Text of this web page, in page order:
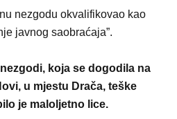
nezgodu okvalifikovao kao
javnog saobraćaja”.
koja se dogodila na
u mjestu Drača, teške
je maloljetno lice.